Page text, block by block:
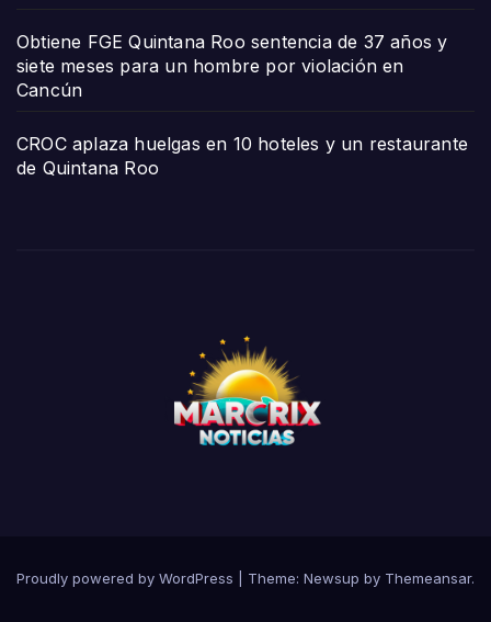
Obtiene FGE Quintana Roo sentencia de 37 años y
siete meses para un hombre por violación en
Cancún
CROC aplaza huelgas en 10 hoteles y un restaurante
de Quintana Roo
Proudly powered by WordPress Theme: Newsup by Themeansar.